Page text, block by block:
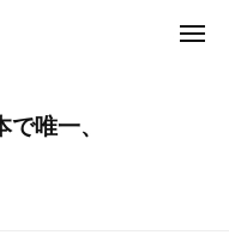
唯一、
メ